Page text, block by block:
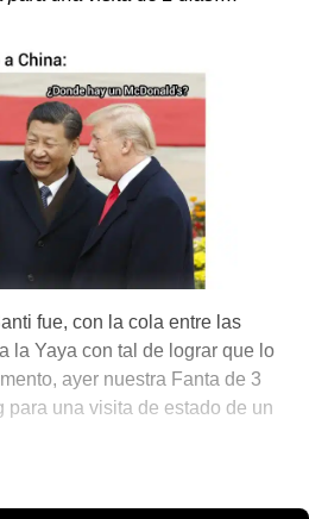
fue, con la cola entre las
la Yaya con tal de lograr que lo
ayer nuestra Fanta de 3
para una visita de estado de un